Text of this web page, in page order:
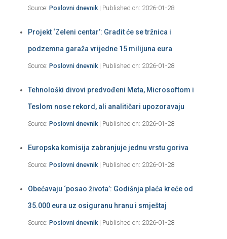
Source: Poslovni dnevnik Published on: 2026-01-28
Projekt ‘Zeleni centar’: Gradit će se tržnica i
podzemna garaža vrijedne 15 milijuna eura
Source: Poslovni dnevnik Published on: 2026-01-28
Tehnološki divovi predvođeni Meta, Microsoftom i
Teslom nose rekord, ali analitičari upozoravaju
Source: Poslovni dnevnik Published on: 2026-01-28
Europska komisija zabranjuje jednu vrstu goriva
Source: Poslovni dnevnik Published on: 2026-01-28
Obećavaju ‘posao života’: Godišnja plaća kreće od
35.000 eura uz osiguranu hranu i smještaj
Source: Poslovni dnevnik Published on: 2026-01-28